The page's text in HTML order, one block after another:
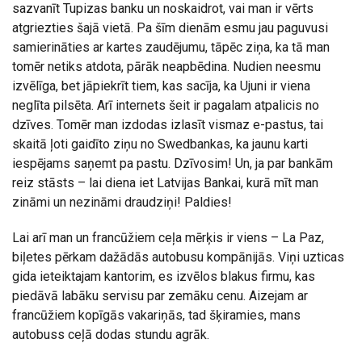
sazvanīt Tupizas banku un noskaidrot, vai man ir vērts
atgriezties šajā vietā. Pa šīm dienām esmu jau paguvusi
samierināties ar kartes zaudējumu, tāpēc ziņa, ka tā man
tomēr netiks atdota, pārāk neapbēdina. Nudien neesmu
izvēlīga, bet jāpiekrīt tiem, kas sacīja, ka Ujuni ir viena
neglīta pilsēta. Arī internets šeit ir pagalam atpalicis no
dzīves. Tomēr man izdodas izlasīt vismaz e-pastus, tai
skaitā ļoti gaidīto ziņu no Swedbankas, ka jaunu karti
iespējams saņemt pa pastu. Dzīvosim! Un, ja par bankām
reiz stāsts – lai diena iet Latvijas Bankai, kurā mīt man
zināmi un nezināmi draudziņi! Paldies!
Lai arī man un francūžiem ceļa mērķis ir viens – La Paz,
biļetes pērkam dažādās autobusu kompānijās. Viņi uzticas
gida ieteiktajam kantorim, es izvēlos blakus firmu, kas
piedāvā labāku servisu par zemāku cenu. Aizejam ar
francūžiem kopīgās vakariņās, tad šķiramies, mans
autobuss ceļā dodas stundu agrāk.